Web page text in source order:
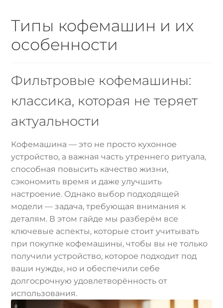
Типы кофемашин и их
особенности
Фильтровые кофемашины:
классика, которая не теряет
актуальности
Кофемашина — это не просто кухонное
устройство, а важная часть утреннего ритуала,
способная повысить качество жизни,
сэкономить время и даже улучшить
настроение. Однако выбор подходящей
модели — задача, требующая внимания к
деталям. В этом гайде мы разберём все
ключевые аспекты, которые стоит учитывать
при покупке кофемашины, чтобы вы не только
получили устройство, которое подходит под
ваши нужды, но и обеспечили себе
долгосрочную удовлетворённость от
использования.